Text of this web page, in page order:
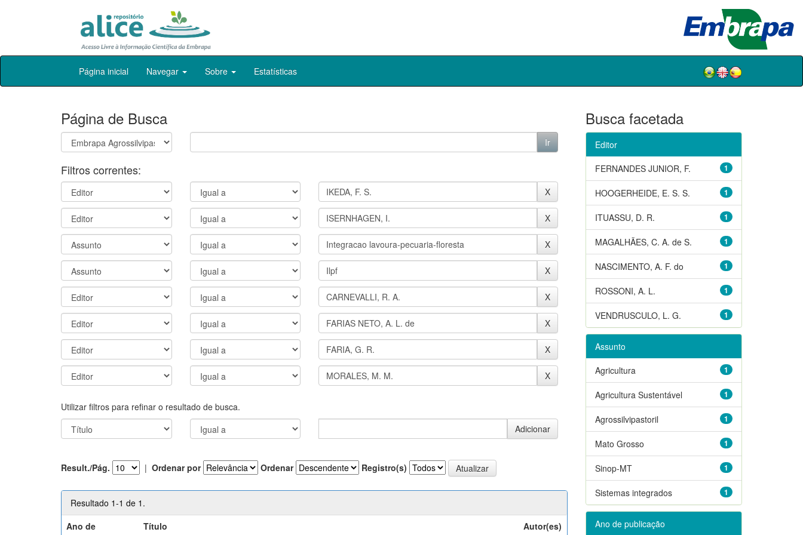
Skip
Página inicial Navegar Sobre Estatísticas
Página de Busca
Filtros correntes:
Utilizar filtros para refinar o resultado de busca.
Result./Pág. | Ordenar por Ordenar Registro(s)
Resultado 1-1 de 1.
Ano de
Título Autor(es)
Busca facetada
Editor
1
FERNANDES JUNIOR, F.
1
HOOGERHEIDE, E. S. S.
1
ITUASSU, D. R.
1
MAGALHÃES, C. A. de S.
1
NASCIMENTO, A. F. do
1
ROSSONI, A. L.
1
VENDRUSCULO, L. G.
Assunto
1
Agricultura
1
Agricultura Sustentável
1
Agrossilvipastoril
1
Mato Grosso
1
Sinop-MT
1
Sistemas integrados
Ano de publicação